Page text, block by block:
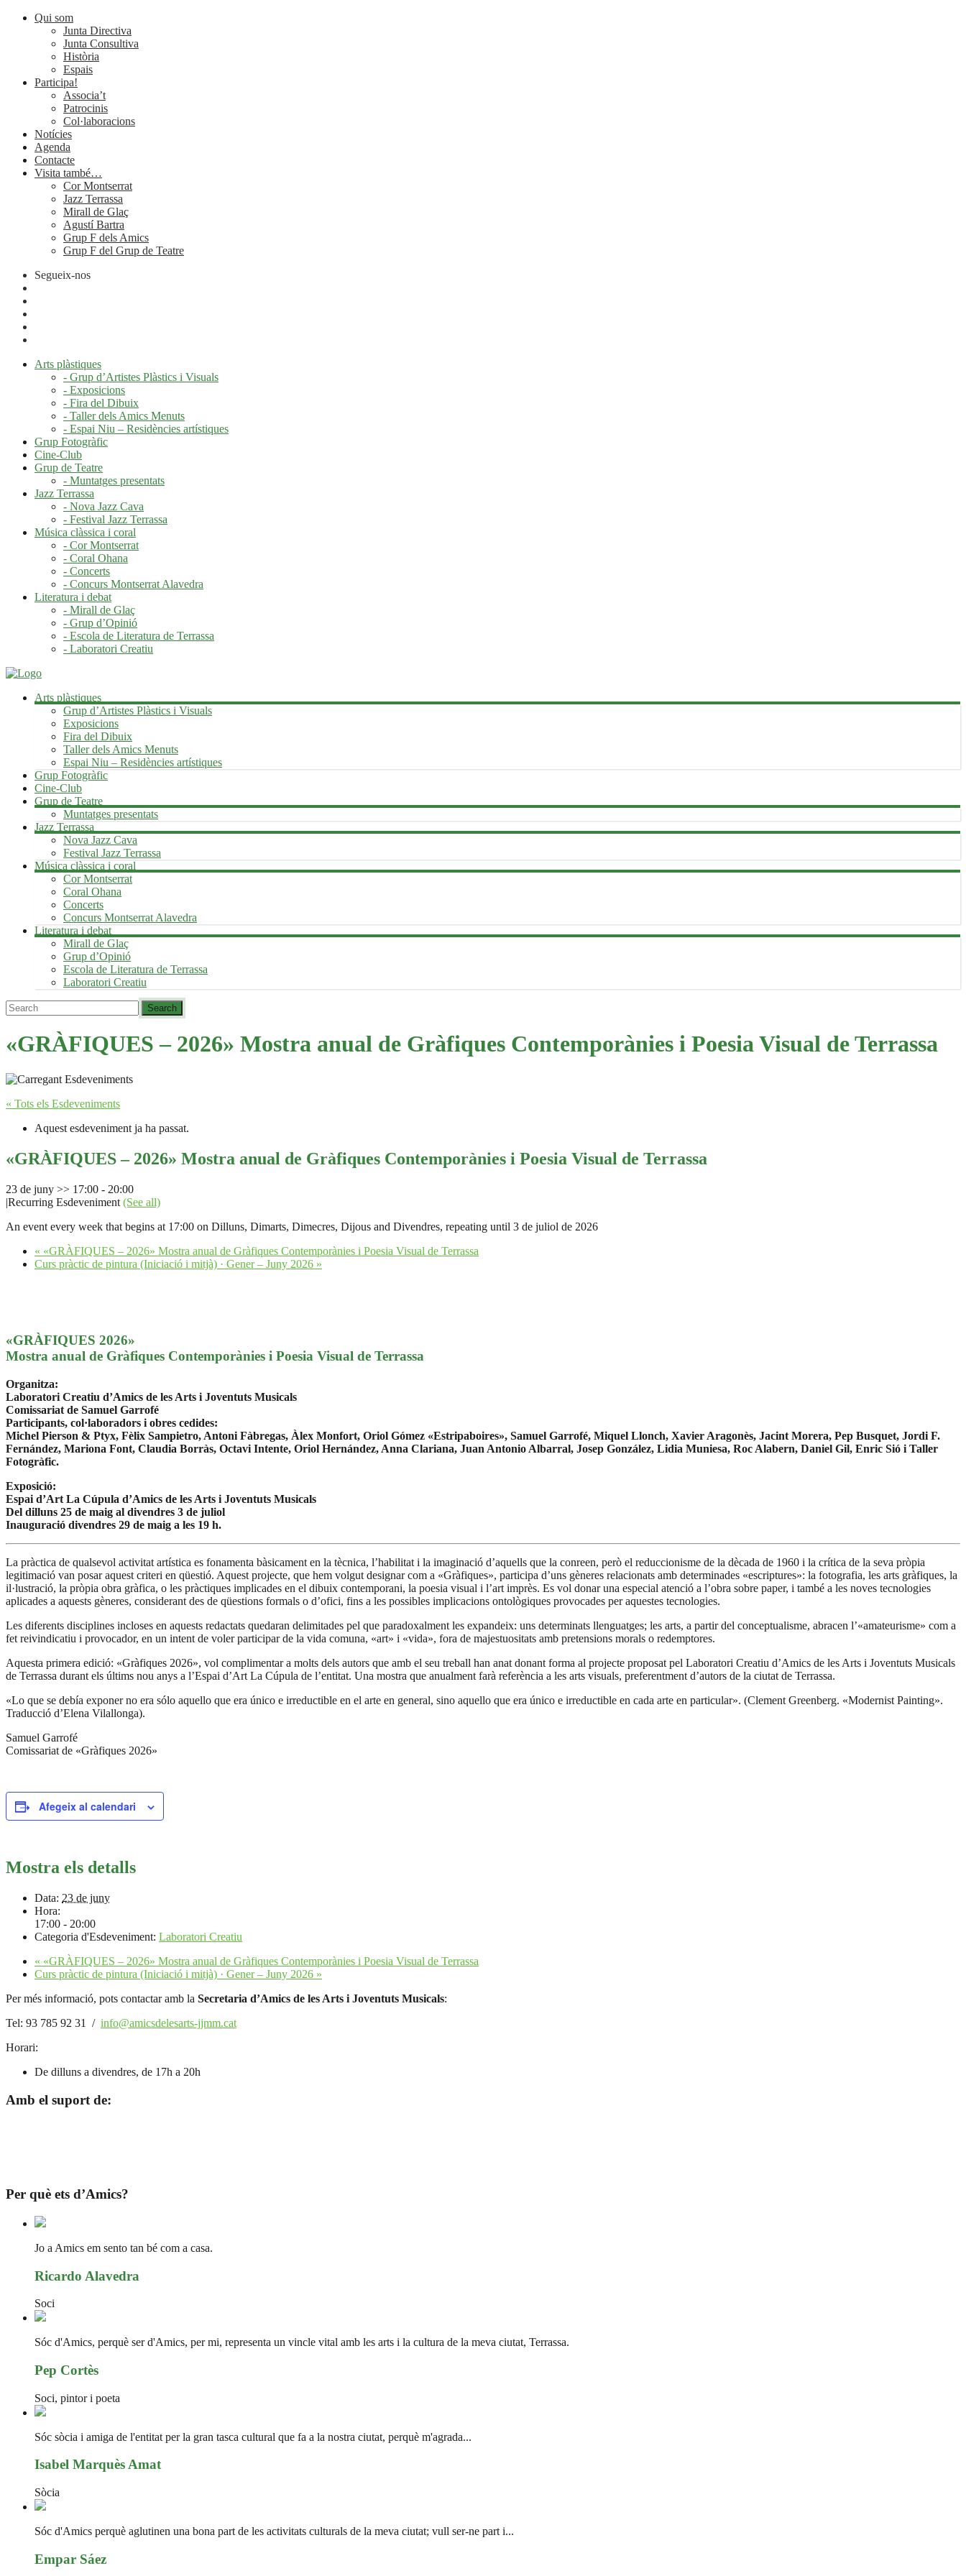
Qui som
Junta Directiva
Junta Consultiva
Història
Espais
Participa!
Associa’t
Patrocinis
Col·laboracions
Notícies
Agenda
Contacte
Visita també…
Cor Montserrat
Jazz Terrassa
Mirall de Glaç
Agustí Bartra
Grup F dels Amics
Grup F del Grup de Teatre
Segueix-nos
Arts plàstiques
- Grup d’Artistes Plàstics i Visuals
- Exposicions
- Fira del Dibuix
- Taller dels Amics Menuts
- Espai Niu – Residències artístiques
Grup Fotogràfic
Cine-Club
Grup de Teatre
- Muntatges presentats
Jazz Terrassa
- Nova Jazz Cava
- Festival Jazz Terrassa
Música clàssica i coral
- Cor Montserrat
- Coral Ohana
- Concerts
- Concurs Montserrat Alavedra
Literatura i debat
- Mirall de Glaç
- Grup d’Opinió
- Escola de Literatura de Terrassa
- Laboratori Creatiu
Arts plàstiques
Grup d’Artistes Plàstics i Visuals
Exposicions
Fira del Dibuix
Taller dels Amics Menuts
Espai Niu – Residències artístiques
Grup Fotogràfic
Cine-Club
Grup de Teatre
Muntatges presentats
Jazz Terrassa
Nova Jazz Cava
Festival Jazz Terrassa
Música clàssica i coral
Cor Montserrat
Coral Ohana
Concerts
Concurs Montserrat Alavedra
Literatura i debat
Mirall de Glaç
Grup d’Opinió
Escola de Literatura de Terrassa
Laboratori Creatiu
«GRÀFIQUES – 2026» Mostra anual de Gràfiques Contemporànies i Poesia Visual de Terrassa
« Tots els Esdeveniments
Aquest esdeveniment ja ha passat.
«GRÀFIQUES – 2026» Mostra anual de Gràfiques Contemporànies i Poesia Visual de Terrassa
23 de juny >> 17:00 - 20:00
|Recurring Esdeveniment (See all)
An event every week that begins at 17:00 on Dilluns, Dimarts, Dimecres, Dijous and Divendres, repeating until 3 de juliol de 2026
« «GRÀFIQUES – 2026» Mostra anual de Gràfiques Contemporànies i Poesia Visual de Terrassa
Curs pràctic de pintura (Iniciació i mitjà) · Gener – Juny 2026 »
«GRÀFIQUES 2026»
Mostra anual de Gràfiques Contemporànies i Poesia Visual de Terrassa
Organitza:
Laboratori Creatiu d’Amics de les Arts i Joventuts Musicals
Comissariat de Samuel Garrofé
Participants, col·laboradors i obres cedides:
Michel Pierson & Ptyx, Fèlix Sampietro, Antoni Fàbregas, Àlex Monfort, Oriol Gómez «Estripaboires», Samuel Garrofé, Miquel Llonch, Xavier Aragonès, Jacint Morera, Pep Busquet, Jordi F.
Fernández, Mariona Font, Claudia Borràs, Octavi Intente, Oriol Hernández, Anna Clariana, Juan Antonio Albarral, Josep González, Lidia Muniesa, Roc Alabern, Daniel Gil, Enric Sió i Taller
Fotogràfic.
Exposició:
Espai d’Art La Cúpula d’Amics de les Arts i Joventuts Musicals
Del dilluns 25 de maig al divendres 3 de juliol
Inauguració divendres 29 de maig a les 19 h.
La pràctica de qualsevol activitat artística es fonamenta bàsicament en la tècnica, lʼhabilitat i la imaginació dʼaquells que la conreen, però el reduccionisme de la dècada de 1960 i la crítica de la seva pròpia
legitimació van posar aquest criteri en qüestió. Aquest projecte, que hem volgut designar com a «Gràfiques», participa d’uns gèneres relacionats amb determinades «escriptures»: la fotografia, les arts gràfiques, la
il·lustració, la pròpia obra gràfica, o les pràctiques implicades en el dibuix contemporani, la poesia visual i l’art imprès. Es vol donar una especial atenció a l’obra sobre paper, i també a les noves tecnologies
aplicades a aquests gèneres, considerant des de qüestions formals o d’ofici, fins a les possibles implicacions ontològiques provocades per aquestes tecnologies.
Les diferents disciplines incloses en aquests redactats quedaran delimitades pel que paradoxalment les expandeix: uns determinats llenguatges; les arts, a partir del conceptualisme, abracen l’«amateurisme» com a
fet reivindicatiu i provocador, en un intent de voler participar de la vida comuna, «art» i «vida», fora de majestuositats amb pretensions morals o redemptores.
Aquesta primera edició: «Gràfiques 2026», vol complimentar a molts dels autors que amb el seu treball han anat donant forma al projecte proposat pel Laboratori Creatiu d’Amics de les Arts i Joventuts Musicals
de Terrassa durant els últims nou anys a l’Espai d’Art La Cúpula de l’entitat. Una mostra que anualment farà referència a les arts visuals, preferentment dʼautors de la ciutat de Terrassa.
«Lo que se debía exponer no era sólo aquello que era único e irreductible en el arte en general, sino aquello que era único e irreductible en cada arte en particular». (Clement Greenberg. «Modernist Painting».
Traducció dʼElena Vilallonga).
Samuel Garrofé
Comissariat de «Gràfiques 2026»
Afegeix al calendari
Mostra els detalls
Data: 23 de juny
Hora:
17:00 - 20:00
Categoria d'Esdeveniment: Laboratori Creatiu
« «GRÀFIQUES – 2026» Mostra anual de Gràfiques Contemporànies i Poesia Visual de Terrassa
Curs pràctic de pintura (Iniciació i mitjà) · Gener – Juny 2026 »
Per més informació, pots contactar amb la Secretaria d’Amics de les Arts i Joventuts Musicals:
Tel: 93 785 92 31 / info@amicsdelesarts-jjmm.cat
Horari:
De dilluns a divendres, de 17h a 20h
Amb el suport de:
Per què ets d’Amics?
Jo a Amics em sento tan bé com a casa.
Ricardo Alavedra
Soci
Sóc d'Amics, perquè ser d'Amics, per mi, representa un vincle vital amb les arts i la cultura de la meva ciutat, Terrassa.
Pep Cortès
Soci, pintor i poeta
Sóc sòcia i amiga de l'entitat per la gran tasca cultural que fa a la nostra ciutat, perquè m'agrada...
Isabel Marquès Amat
Sòcia
Sóc d'Amics perquè aglutinen una bona part de les activitats culturals de la meva ciutat; vull ser-ne part i...
Empar Sáez